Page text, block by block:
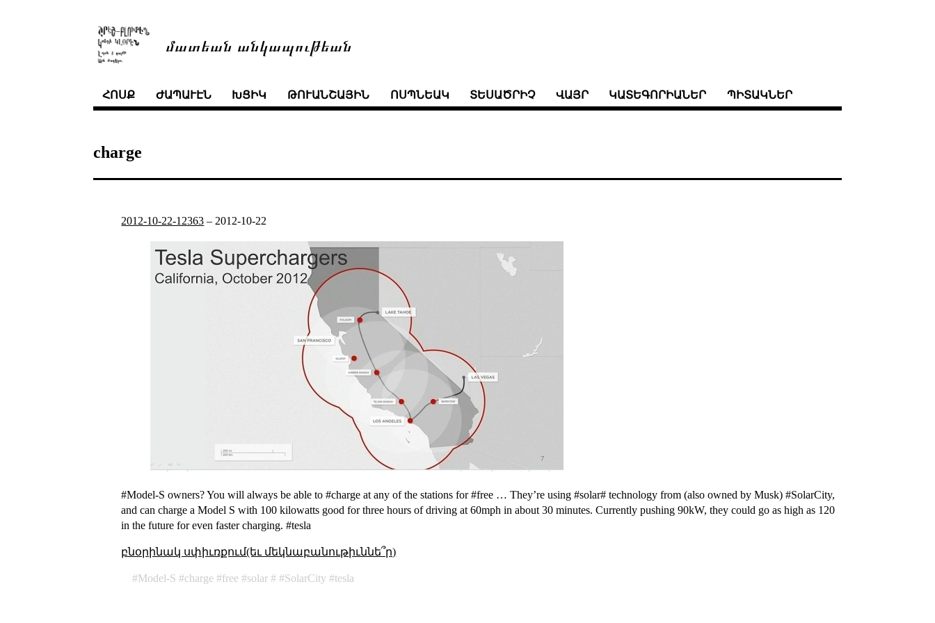
մատեան անկապութեան
ՀՈՍՔ ԺԱՊԱՒԷՆ ԽՑԻԿ ԹՈՒԱՆՇԱՅԻՆ ՈՍՊՆԵԱԿ ՏԵՍԱԾՐԻՉ ՎԱՅՐ ԿԱՏԵԳՈՐԻԱՆԵՐ ՊԻՏԱԿՆԵՐ
charge
2012-10-22-12363 – 2012-10-22
#Model-S owners? You will always be able to #charge at any of the stations for #free … They’re using #solar# technology from (also owned by Musk) #SolarCity,
and can charge a Model S with 100 kilowatts good for three hours of driving at 60mph in about 30 minutes. Currently pushing 90kW, they could go as high as 120
in the future for even faster charging. #tesla
բնօրինակ սփիւռքում(եւ մեկնաբանութիւննե՞ր)
Model-S charge free solar SolarCity tesla